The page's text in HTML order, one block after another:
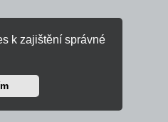
k zajištění správné